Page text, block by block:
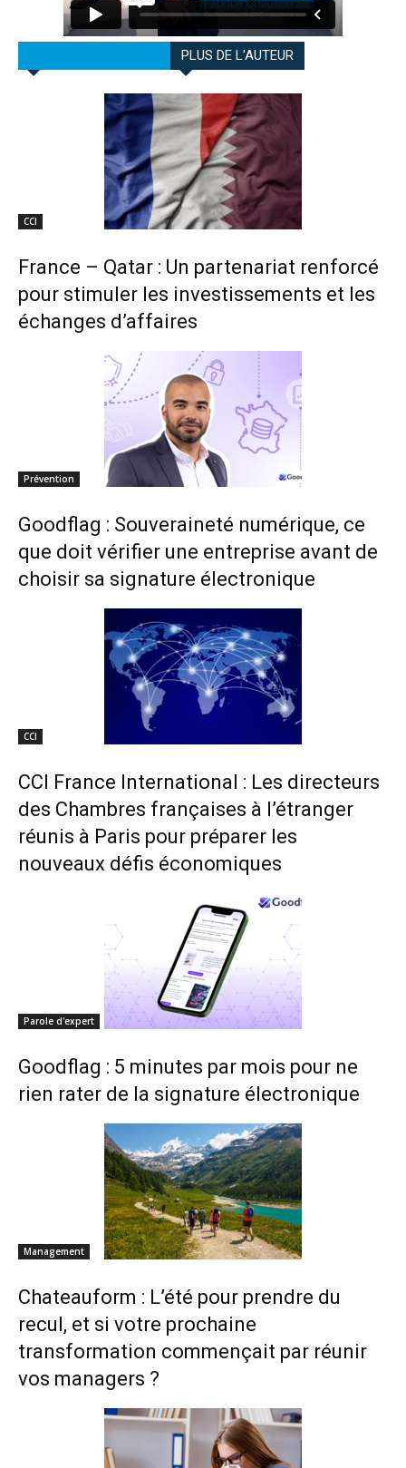
PLUS DE L'AUTEUR
CCI
France – Qatar : Un partenariat renforcé
pour stimuler les investissements et les
échanges d’affaires
Prévention
Goodflag : Souveraineté numérique, ce
que doit vérifier une entreprise avant de
choisir sa signature électronique
CCI
CCI France International : Les directeurs
des Chambres françaises à l’étranger
réunis à Paris pour préparer les
nouveaux défis économiques
Parole d'expert
Goodflag : 5 minutes par mois pour ne
rien rater de la signature électronique
Management
Chateauform : L’été pour prendre du
recul, et si votre prochaine
transformation commençait par réunir
vos managers ?